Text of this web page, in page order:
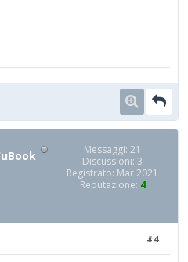
Messaggi: 21
Discussioni: 3
Registrato: Mar 2021
Reputazione: 4
#4